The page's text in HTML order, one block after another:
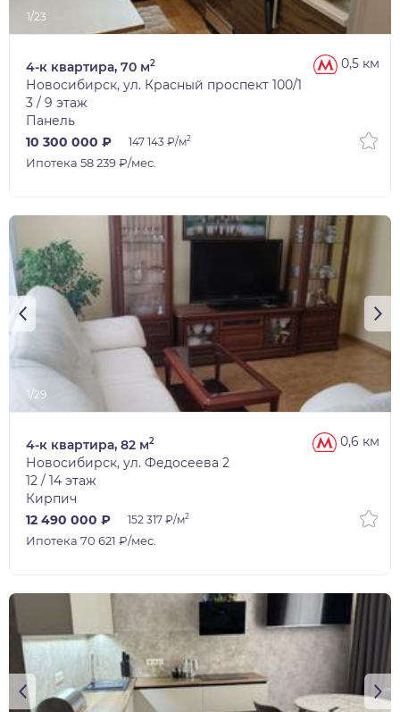
1/23
0,5 км
4-к квартира, 70 м2
Новосибирск, ул. Красный проспект 100/1
3 / 9 этаж
Панель
10 300 000 ₽
147 143 ₽/м2
Ипотека 58 239 ₽/мес.
1/29
0,6 км
4-к квартира, 82 м2
Новосибирск, ул. Федосеева 2
12 / 14 этаж
Кирпич
12 490 000 ₽
152 317 ₽/м2
Ипотека 70 621 ₽/мес.